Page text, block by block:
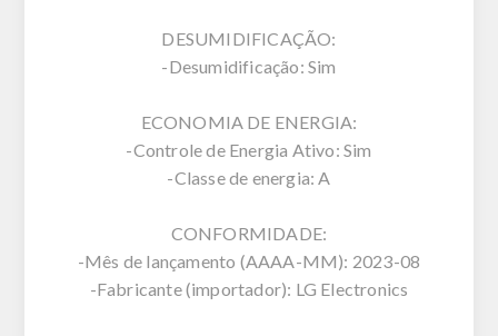
DESUMIDIFICAÇÃO:
-Desumidificação: Sim
ECONOMIA DE ENERGIA:
-Controle de Energia Ativo: Sim
-Classe de energia: A
CONFORMIDADE:
-Mês de lançamento (AAAA-MM): 2023-08
-Fabricante (importador): LG Electronics